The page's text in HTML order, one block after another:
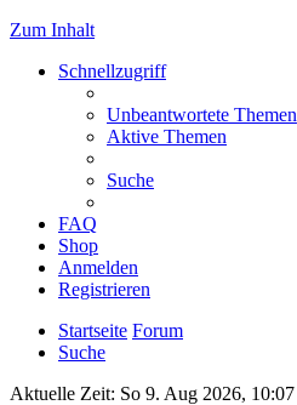
Zum Inhalt
Schnellzugriff
Unbeantwortete Themen
Aktive Themen
Suche
FAQ
Shop
Anmelden
Registrieren
Startseite Forum
Suche
Aktuelle Zeit: So 9. Aug 2026, 10:07